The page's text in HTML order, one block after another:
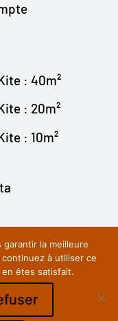
: 40m²
: 20m²
: 10m²
USE
la meilleure
à utiliser ce
êtes satisfait.